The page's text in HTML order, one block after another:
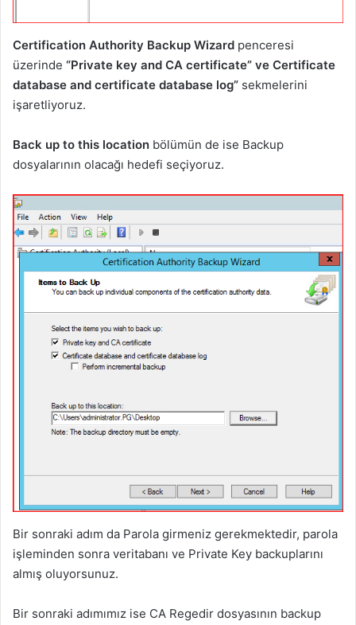
Certification Authority Backup Wizard penceresi
üzerinde “Private key and CA certificate” ve Certificate
database and certificate database log” sekmelerini
işaretliyoruz.
Back up to this location bölümün de ise Backup
dosyalarının olacağı hedefi seçiyoruz.
Bir sonraki adım da Parola girmeniz gerekmektedir, parola
işleminden sonra veritabanı ve Private Key backuplarını
almış oluyorsunuz.
Bir sonraki adımımız ise CA Regedir dosyasının backup